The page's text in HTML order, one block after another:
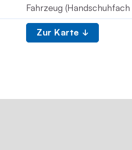
Fahrzeug
Zur Karte